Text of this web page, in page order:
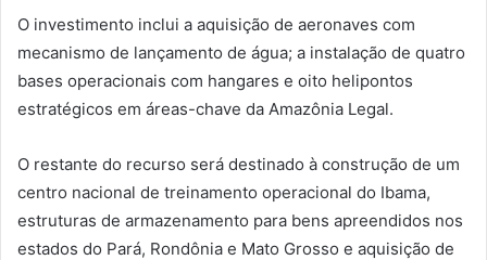
O investimento inclui a aquisição de aeronaves com
mecanismo de lançamento de água; a instalação de quatro
bases operacionais com hangares e oito helipontos
estratégicos em áreas-chave da Amazônia Legal.
O restante do recurso será destinado à construção de um
centro nacional de treinamento operacional do Ibama,
estruturas de armazenamento para bens apreendidos nos
estados do Pará, Rondônia e Mato Grosso e aquisição de